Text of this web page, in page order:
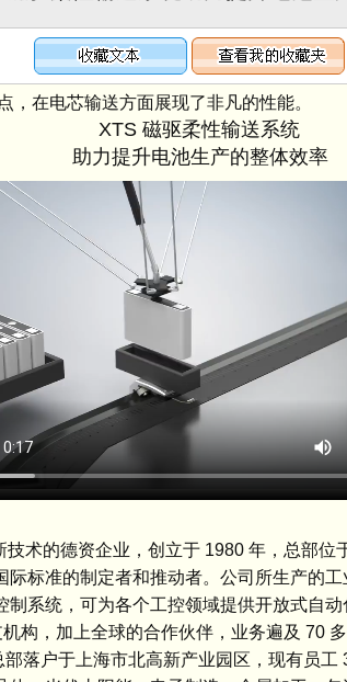
在电芯输送方面展现了非凡的性能。
XTS 磁驱柔性输送系统
助力提升电池生产的整体效率
的德资企业，创立于 1980 年，总部位
标准的制定者和推动者。公司所生产的
系统，可为各个工控领域提供开放式自
构，加上全球的合作伙伴，业务遍及 70 多
户于上海市北高新产业园区，现有员工